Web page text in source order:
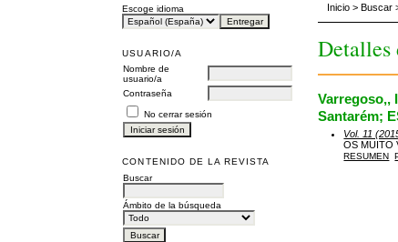
Escoge idioma
USUARIO/A
Nombre de
usuario/a
Contraseña
No cerrar sesión
CONTENIDO DE LA REVISTA
Buscar
Ámbito de la búsqueda
Inicio >Buscar
Detalles
Varregoso,,
Santarém;
Vol. 11
OS MUITO
RESUMEN